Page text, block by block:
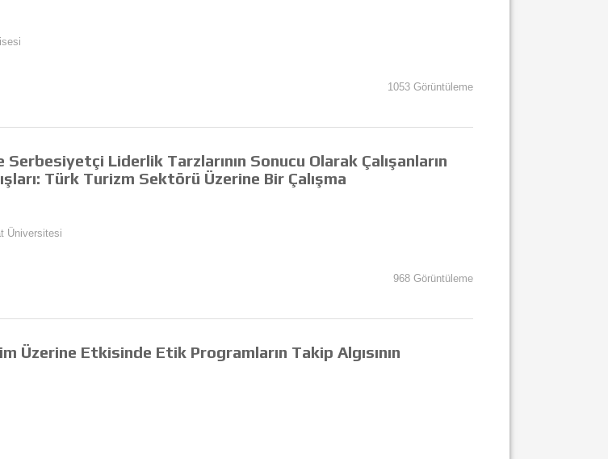
1053 Görüntüleme
Liderlik Tarzlarının Sonucu Olarak Çalışanların
Türk Turizm Sektörü Üzerine Bir Çalışma
Üniversitesi
968 Görüntüleme
Üzerine Etkisinde Etik Programların Takip Algısının